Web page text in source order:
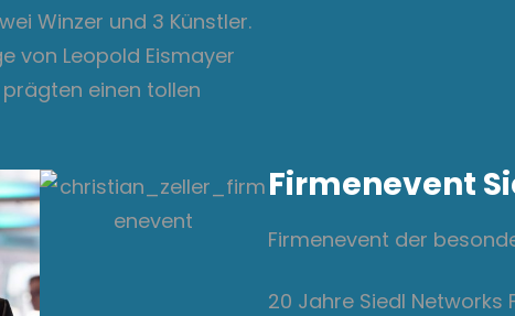
Winzer und 3 Künstler.
von Leopold Eismayer
einen tollen
Firmenevent
Firmenevent der
20 Jahre Siedl Networks